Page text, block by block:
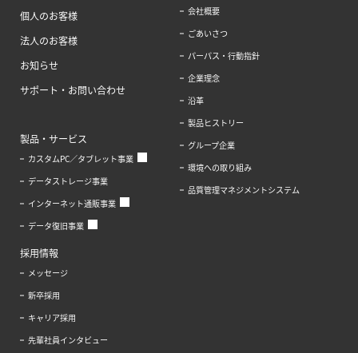
個人のお客様
法人のお客様
お知らせ
サポート・お問い合わせ
製品・サービス
カスタムPC／タブレット事業
データストレージ事業
インターネット通販事業
データ復旧事業
会社概要
ごあいさつ
パーパス・行動指針
企業理念
沿革
製品ヒストリー
グループ企業
環境への取り組み
品質管理マネジメントシステム
採用情報
メッセージ
新卒採用
キャリア採用
先輩社員インタビュー